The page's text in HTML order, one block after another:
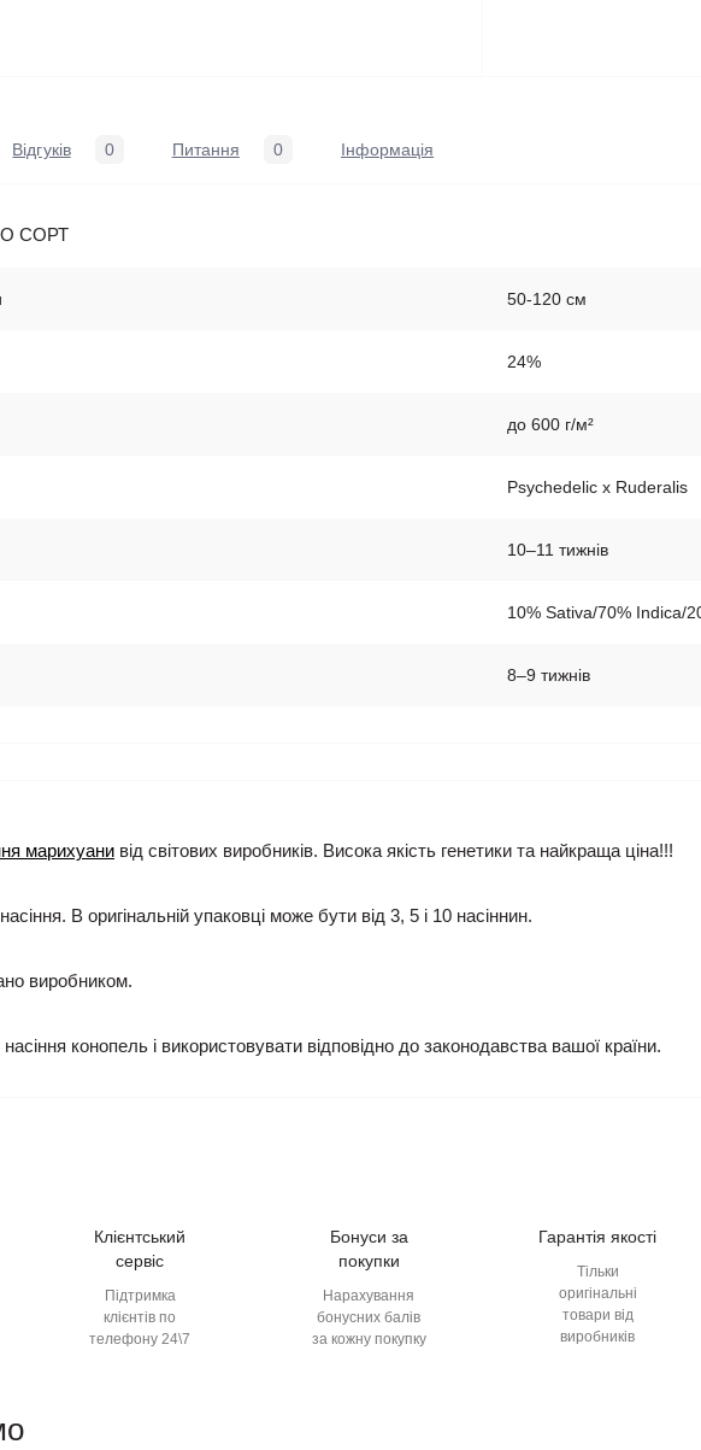
Відгуків 0 Питання 0 Iнформація
СОРТ
50-120 см
24%
до 600 г/м²
Psychedelic x Ruderalis
10–11 тижнів
10% Sativa/70% Indica/
8–9 тижнів
марихуани від світових виробників. Висока якість генетики та найкраща ціна!!!
В оригінальній упаковці може бути від 3, 5 і 10 насіннин.
виробником.
конопель і використовувати відповідно до законодавства вашої країни.
Клієнтський
сервіс
Підтримка
клієнтів по
телефону 24\7
Бонуси за
покупки
Нарахування
бонусних балів
за кожну покупку
Гарантія якості
Тільки
оригінальні
товари від
виробників